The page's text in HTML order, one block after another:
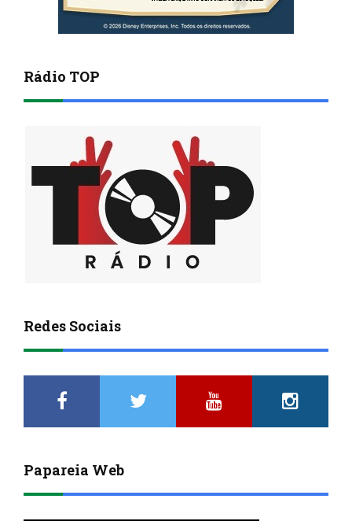
Rádio TOP
Redes Sociais
Papareia Web